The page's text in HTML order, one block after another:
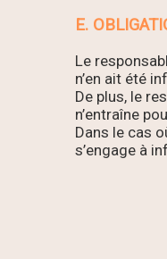
E.
Le
n’en ait été
De plus, le
n’entraîne
Dans le cas
s’engage à